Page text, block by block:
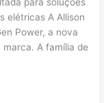
elétricas A Allison
Power, a nova
A família de